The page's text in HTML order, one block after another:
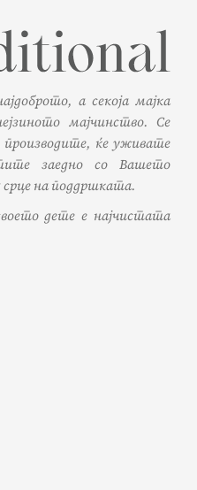
а секоја мајка
мајчинство. Се
производите, ќе уживате
заедно со Вашето
срце на поддршката.
дете е најчистата